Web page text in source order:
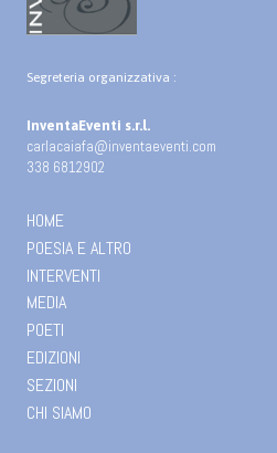
Segreteria organizzativa :
InventaEventi s.r.l.
carlacaiafa@inventaeventi.com
338 6812902
HOME
POESIA E ALTRO
INTERVENTI
MEDIA
POETI
EDIZIONI
SEZIONI
CHI SIAMO